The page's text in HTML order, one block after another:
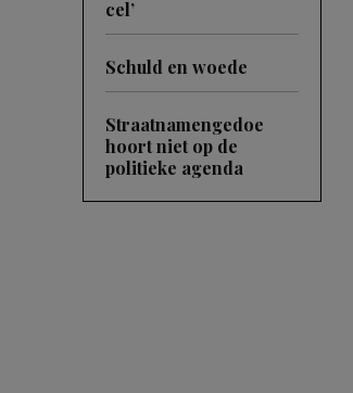
cel’
Schuld en woede
Straatnamengedoe
hoort niet op de
politieke agenda